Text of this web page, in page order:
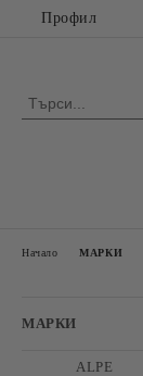
Профил
МАРКИ
ALPE
Начало МАРКИ